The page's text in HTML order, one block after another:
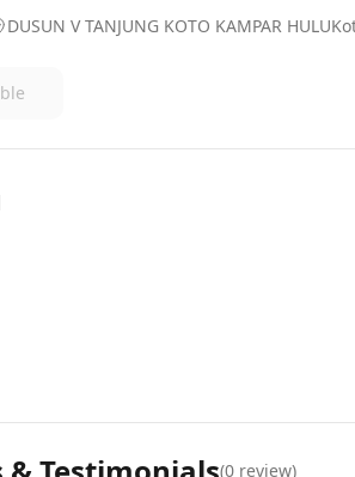
DUSUN V TANJUNG KOTO KAMPAR
(0 review)